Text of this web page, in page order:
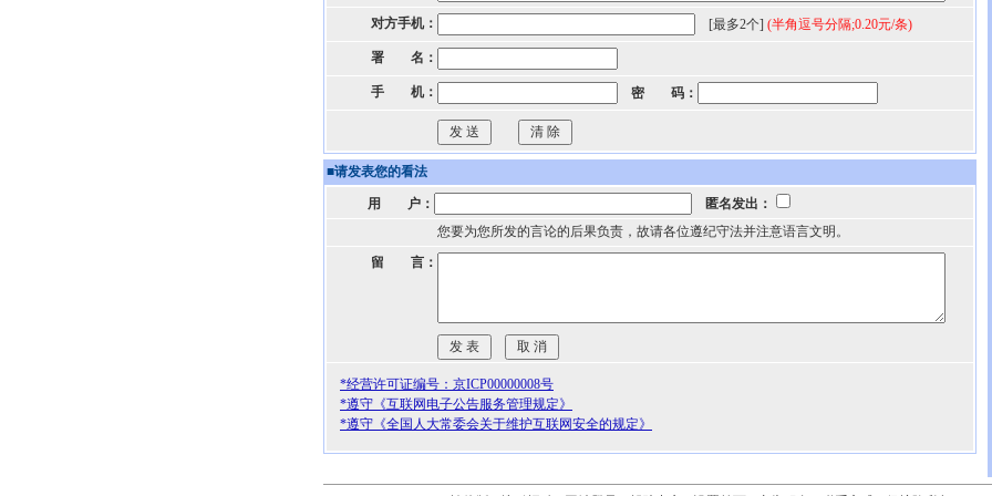
对方手机： [最多2个] (半角逗号分隔;0.20元/条)
署 名：
手 机： 密 码：
■请发表您的看法
用 户：
匿名发出：
您要为您所发的言论的后果负责，故请各位遵纪守法并注意语言文明。
留 言：
*经营许可证编号：京ICP00000008号
*遵守《互联网电子公告服务管理规定》
*遵守《全国人大常委会关于维护互联网安全的规定》